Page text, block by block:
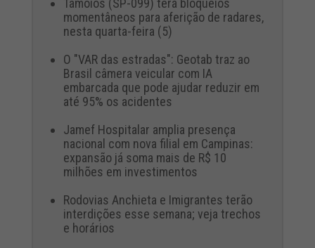
Tamoios (SP-099) terá bloqueios
momentâneos para aferição de radares,
nesta quarta-feira (5)
O "VAR das estradas": Geotab traz ao
Brasil câmera veicular com IA
embarcada que pode ajudar reduzir em
até 95% os acidentes
Jamef Hospitalar amplia presença
nacional com nova filial em Campinas:
expansão já soma mais de R$ 10
milhões em investimentos
Rodovias Anchieta e Imigrantes terão
interdições esse semana; veja trechos
e horários